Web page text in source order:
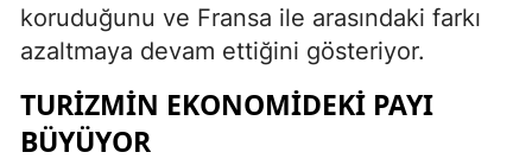
koruduğunu ve Fransa ile arasındaki farkı
azaltmaya devam ettiğini gösteriyor.
TURIZMIN EKONOMIDEKI PAYI
BÜYÜYOR